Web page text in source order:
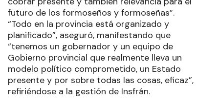
futuro de los formoseños y formoseñas”.
“Todo en la provincia está organizado y
planificado”, aseguró, manifestando que
“tenemos un gobernador y un equipo de
Gobierno provincial que realmente lleva un
modelo político comprometido, un Estado
presente y por sobre todas las cosas, eficaz”,
refiriéndose a la gestión de Insfrán.